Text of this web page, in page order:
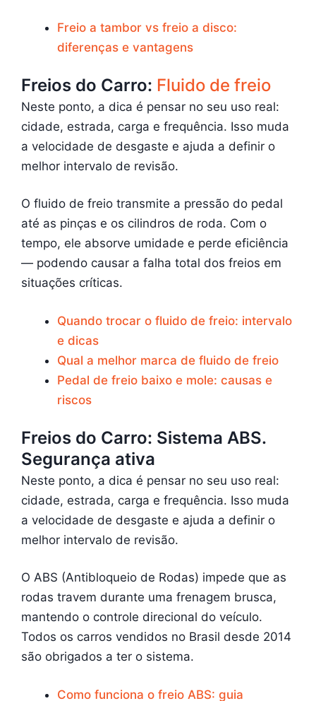
Freio a tambor vs freio a disco:
diferenças e vantagens
Freios do Carro: Fluido de freio
Neste ponto, a dica é pensar no seu uso real:
cidade, estrada, carga e frequência. Isso muda
a velocidade de desgaste e ajuda a definir o
melhor intervalo de revisão.
O fluido de freio transmite a pressão do pedal
até as pinças e os cilindros de roda. Com o
tempo, ele absorve umidade e perde eficiência
— podendo causar a falha total dos freios em
situações críticas.
Quando trocar o fluido de freio: intervalo
e dicas
Qual a melhor marca de fluido de freio
Pedal de freio baixo e mole: causas e
riscos
Freios do Carro: Sistema ABS.
Segurança ativa
Neste ponto, a dica é pensar no seu uso real:
cidade, estrada, carga e frequência. Isso muda
a velocidade de desgaste e ajuda a definir o
melhor intervalo de revisão.
O ABS (Antibloqueio de Rodas) impede que as
rodas travem durante uma frenagem brusca,
mantendo o controle direcional do veículo.
Todos os carros vendidos no Brasil desde 2014
são obrigados a ter o sistema.
Como funciona o freio ABS: guia